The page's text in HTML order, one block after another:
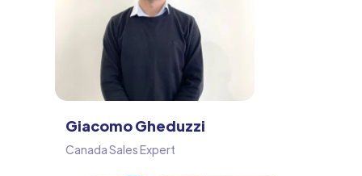
Giacomo Gheduzzi
Canada Sales Expert